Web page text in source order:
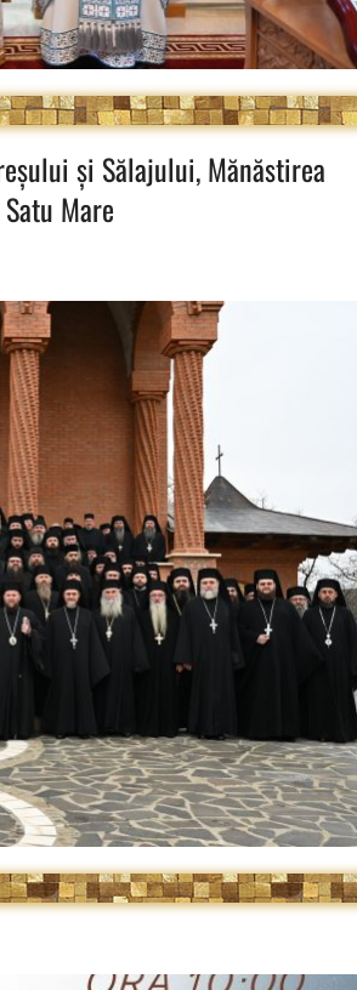
și Sălajului, Mănăstirea
Mare